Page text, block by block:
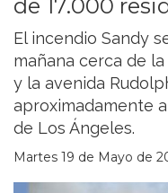
de 17.000
El incendio Sandy
mañana cerca de
y la avenida
aproximadamente
de Los Ángeles.
Martes 19 de Mayo de